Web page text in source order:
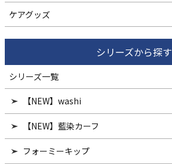
ケアグッズ
シリーズから探す
シリーズ一覧
【NEW】washi
【NEW】藍染カーフ
フォーミーキップ